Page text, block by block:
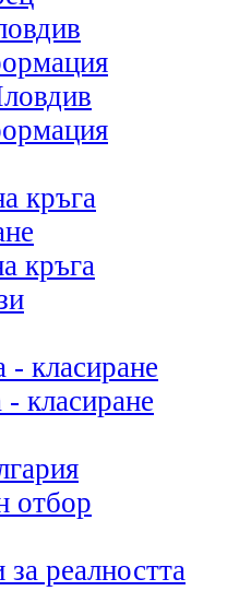
кръга
кръга
- класиране
- класиране
отбор
реалността